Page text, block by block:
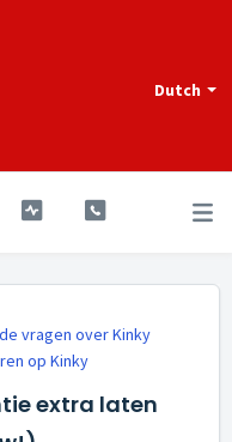
Dutch
vragen over Kinky
op Kinky
extra laten